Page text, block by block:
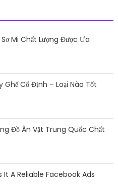
Sơ Mi Chất Lượng Được Ưa
Ghế Cố Định – Loại Nào Tốt
Đồ Ăn Vặt Trung Quốc Chất
A Reliable Facebook Ads